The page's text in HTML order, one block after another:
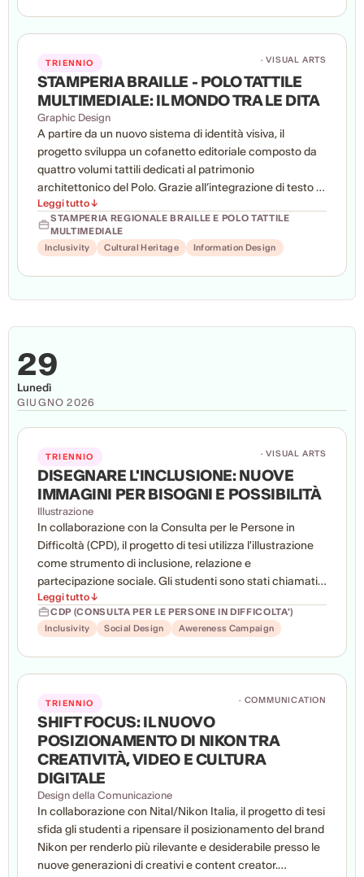
innovazione culturale.
TRIENNIO · VISUAL ARTS
STAMPERIA BRAILLE - POLO TATTILE
MULTIMEDIALE: IL MONDO TRA LE DITA
Graphic Design
A partire da un nuovo sistema di identità visiva, il
progetto sviluppa un cofanetto editoriale composto da
quattro volumi tattili dedicati al patrimonio
architettonico del Polo. Grazie all’integrazione di testo in
Braille e tavole stampate in 3D, le pubblicazioni rendono
l’esperienza culturale accessibile a persone non vedenti
e ipovedenti, promuovendo una fruizione più inclusiva e
partecipata dei beni culturali attraverso l’esplorazione
tattile.
Leggi tutto ↓
STAMPERIA REGIONALE BRAILLE E POLO TATTILE
MULTIMEDIALE
Inclusivity
Cultural Heritage Information Design
29
Lunedì
GIUGNO 2026
TRIENNIO · VISUAL ARTS
DISEGNARE L'INCLUSIONE: NUOVE
IMMAGINI PER BISOGNI E POSSIBILITÀ
Illustrazione
In collaborazione con la Consulta per le Persone in
Difficoltà (CPD), il progetto di tesi utilizza l'illustrazione
come strumento di inclusione, relazione e
partecipazione sociale. Gli studenti sono stati chiamati a
progettare linguaggi visivi destinati a spazi, materiali e
strumenti di comunicazione della nuova sede
dell'associazione. Attraverso ricerca sul campo,
percorso ha mirato a tradurre valori come accessibilità,
e accoglienti, capaci di generare consapevolezza ed
empatia.
Leggi tutto ↓
CDP (CONSULTA PER LE PERSONE IN DIFFICOLTA')
Inclusivity
Social Design Awereness Campaign
TRIENNIO · COMMUNICATION
SHIFT FOCUS: IL NUOVO
POSIZIONAMENTO DI NIKON TRA
CREATIVITÀ, VIDEO E CULTURA
DIGITALE
Design della Comunicazione
In collaborazione con Nital/Nikon Italia, il progetto di tesi
sfida gli studenti a ripensare il posizionamento del brand
Nikon per renderlo più rilevante e desiderabile presso le
nuove generazioni di creativi e content creator.